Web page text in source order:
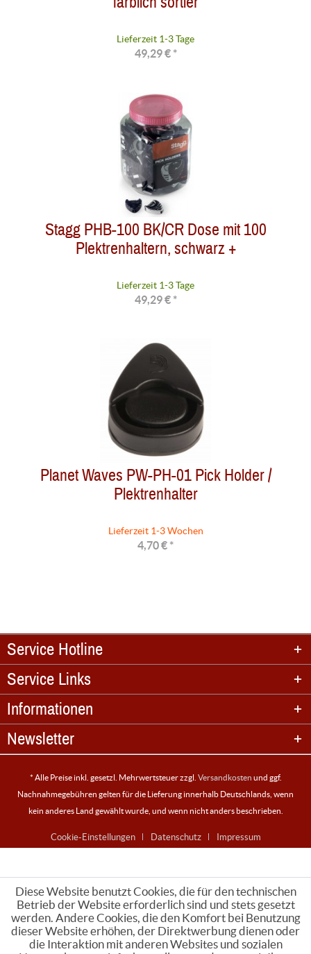
Lieferzeit 1-3 Tage
49,29 € *
Stagg PHB-100 BK/CR Dose mit 100
Plektrenhaltern, schwarz +
Lieferzeit 1-3 Tage
49,29 € *
Planet Waves PW-PH-01 Pick Holder /
Plektrenhalter
Lieferzeit 1-3 Wochen
4,70 € *
Service Hotline
Service Links
Informationen
Newsletter
* Alle Preise inkl. gesetzl. Mehrwertsteuer zzgl. Versandkosten und ggf.
Nachnahmegebühren gelten für die Lieferung innerhalb Deutschlands, wenn
kein anderes Land gewählt wurde, und wenn nicht anders beschrieben.
Cookie-Einstellungen Datenschutz Impressum
Diese Website benutzt Cookies, die für den technischen
Betrieb der Website erforderlich sind und stets gesetzt
werden. Andere Cookies, die den Komfort bei Benutzung
dieser Website erhöhen, der Direktwerbung dienen oder
die Interaktion mit anderen Websites und sozialen